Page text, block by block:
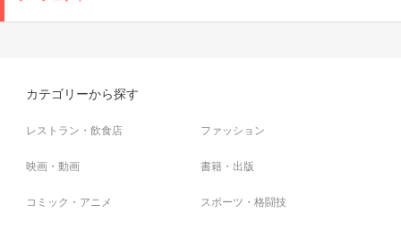
カテゴリーから探す
レストラン・飲食店 ファッション
映画・動画 書籍・出版
コミック・アニメ スポーツ・格闘技